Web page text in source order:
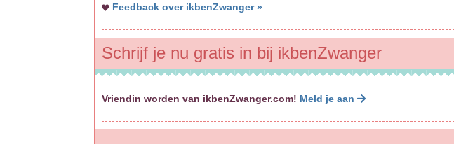
Feedback over ikbenZwanger »
Schrijf je nu gratis in bij ikbenZwanger
Vriendin worden van ikbenZwanger.com! Meld je aan